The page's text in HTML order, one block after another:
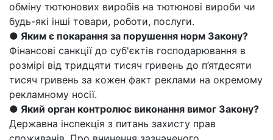
обміну тютюнових виробів на тютюнові вироби чи
будь-які інші товари, роботи, послуги.
● Яким є покарання за порушення норм Закону?
Фінансові санкції до суб'єктів господарювання в
розмірі від тридцяти тисяч гривень до п’ятдесяти
тисяч гривень за кожен факт реклами на окремому
рекламному носії.
● Який орган контролює виконання вимог Закону?
Державна інспекція з питань захисту прав